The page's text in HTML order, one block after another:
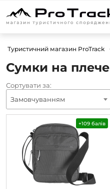
Туристичний магазин ProTrack
Сумки на плече
Сортувати за:
Замовчуванням
+109 балів